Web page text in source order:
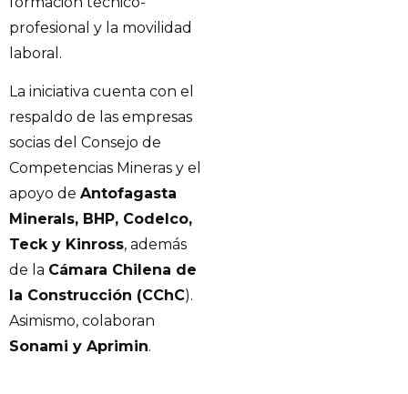
profesional y la movilidad
laboral.
La iniciativa cuenta con el
respaldo de las empresas
socias del Consejo de
Competencias Mineras y el
apoyo de Antofagasta
Minerals, BHP, Codelco,
Teck y Kinross, además
de la Cámara Chilena de
la Construcción (CChC).
Asimismo, colaboran
Sonami y Aprimin.